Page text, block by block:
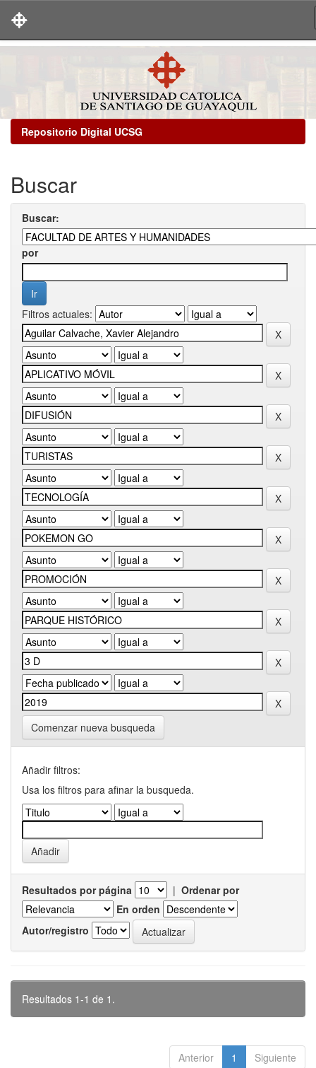
Repositorio Digital UCSG
Buscar
Buscar:
por
Filtros actuales:
Comenzar nueva busqueda
Añadir filtros:
Usa los filtros para afinar la busqueda.
Resultados por página | Ordenar por
En orden
Autor/registro
Resultados 1-1 de 1.
Anterior 1 Siguiente